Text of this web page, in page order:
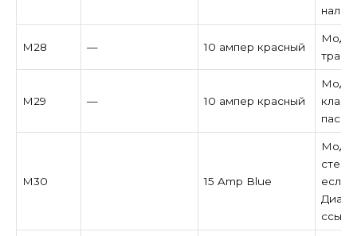
M28 — 10 ампер красный
M29 — 10 ампер красный
M30 15 Amp Blue
если